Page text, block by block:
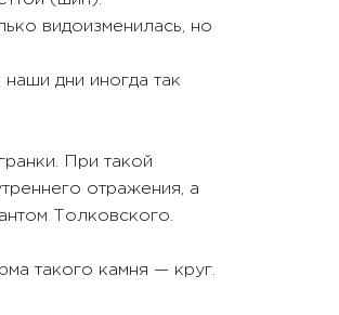
видоизменилась, но
дни иногда так
При такой
отражения, а
Толковского.
такого камня — круг.